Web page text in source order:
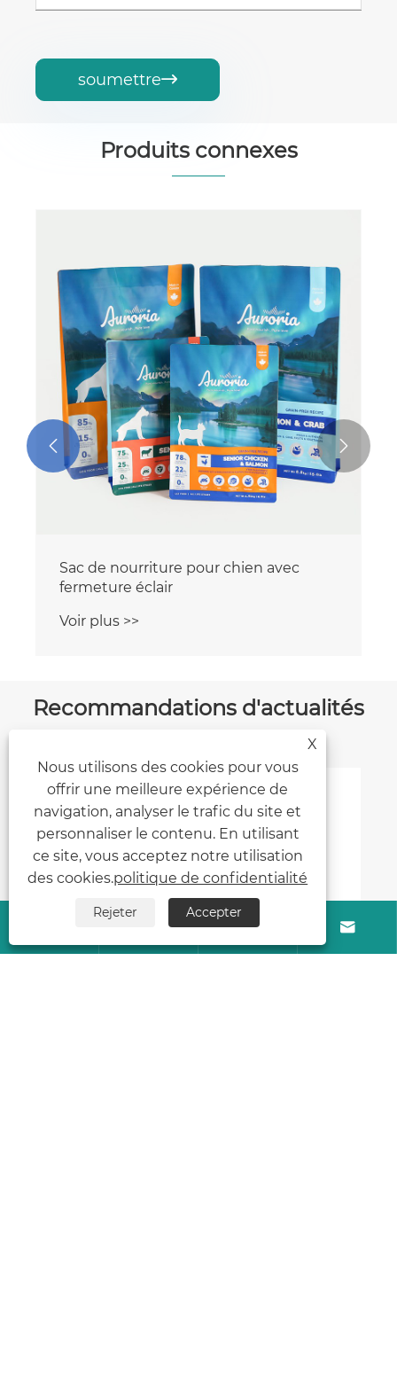
soumettre
Produits connexes
Sac de nourriture pour chien avec
fermeture éclair
Voir plus >>
 
Recommandations d'actualités
 
X
Nous utilisons des cookies pour vous
offrir une meilleure expérience de
navigation, analyser le trafic du site et
personnaliser le contenu. En utilisant
ce site, vous acceptez notre utilisation
des cookies.politique de confidentialité
Rejeter Accepter